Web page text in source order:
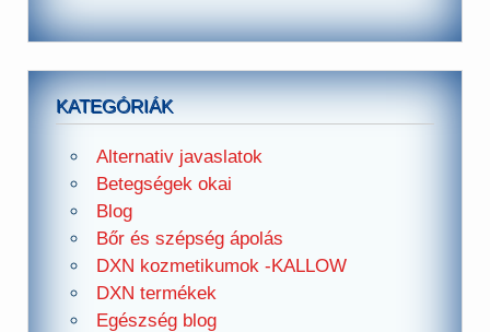
KATEGÓRIÁK
Alternativ javaslatok
Betegségek okai
Blog
Bőr és szépség ápolás
DXN kozmetikumok -KALLOW
DXN termékek
Egészség blog